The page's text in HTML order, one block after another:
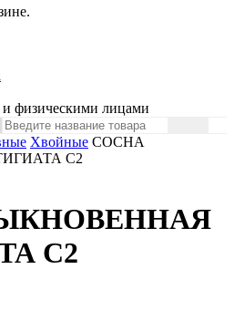
физическими лицами
Хвойные СОСНА
С2
С2